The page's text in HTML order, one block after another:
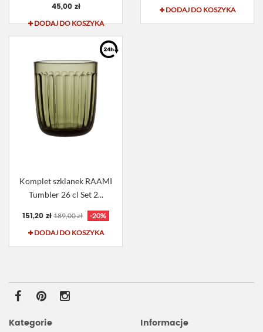
45,00 zł
DODAJ DO KOSZYKA
DODAJ DO KOSZYKA
Komplet szklanek RAAMI
Tumbler 26 cl Set 2...
151,20 zł 189,00 zł
-20%
DODAJ DO KOSZYKA
Kategorie Informacje